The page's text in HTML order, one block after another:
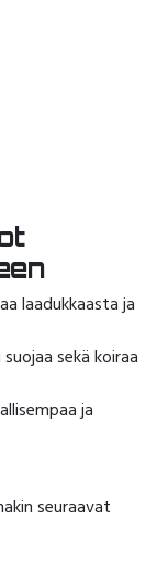
laadukkaasta ja
sekä koiraa
ja
seuraavat